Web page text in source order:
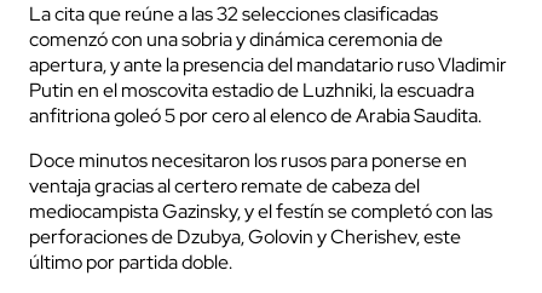
La cita que reúne a las 32 selecciones clasificadas
comenzó con una sobria y dinámica ceremonia de
apertura, y ante la presencia del mandatario ruso Vladimir
Putin en el moscovita estadio de Luzhniki, la escuadra
anfitriona goleó 5 por cero al elenco de Arabia Saudita.
Doce minutos necesitaron los rusos para ponerse en
ventaja gracias al certero remate de cabeza del
mediocampista Gazinsky, y el festín se completó con las
perforaciones de Dzubya, Golovin y Cherishev, este
último por partida doble.